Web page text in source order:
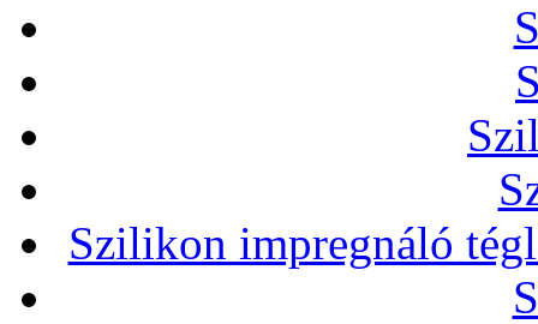
Szilikon impregnáló